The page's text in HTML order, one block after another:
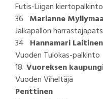
Futis-Liigan
36 Marianne Myllymaa
Jalkapallon
34 Hannamari Laitinen
Vuoden
18 Vuoreksen
Vuoden
Penttinen